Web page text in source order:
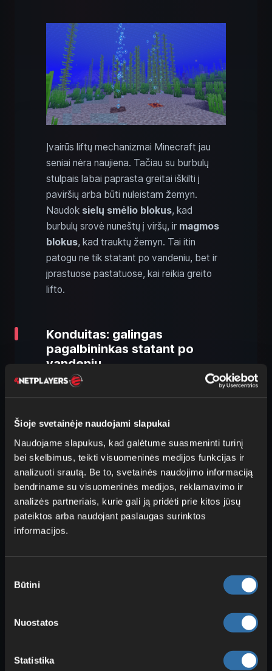
Šioje svetainėje naudojami slapukai
Naudojame slapukus, kad galėtume suasmeninti turinį
bei skelbimus, teikti visuomeninės medijos funkcijas ir
analizuoti srautą. Be to, svetainės naudojimo informaciją
bendriname su visuomeninės medijos, reklamavimo ir
analizės partneriais, kurie gali ją pridėti prie kitos jūsų
pateiktos arba naudojant paslaugas surinktos
informacijos.
pasirinkimas
Būtini
Nuostatos
Statistika
Įvairūs liftų mechanizmai Minecraft jau
seniai nėra naujiena. Tačiau su burbulų
stulpais labai paprasta greitai iškilti į
paviršių arba būti nuleistam žemyn.
Naudok sielų smėlio blokus, kad
burbulų srovė nuneštų į viršų, ir magmos
blokus, kad trauktų žemyn. Tai itin
patogu ne tik statant po vandeniu, bet ir
įprastuose pastatuose, kai reikia greito
lifto.
Konduitas: galingas
pagalbininkas statant po
vandeniu
Galiausiai – apie konduitą (angl. Conduit),
dažnai pamirštamą bloką, kuris po
paaiškinti!
Konduitui reikia dviejų daiktų. Pirmiausia –